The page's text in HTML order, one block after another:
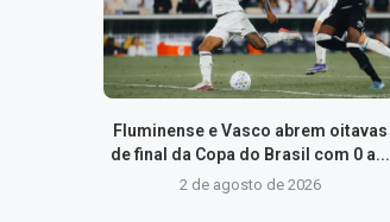
Fluminense e Vasco abrem oitavas
de final da Copa do Brasil com 0 a...
2 de agosto de 2026